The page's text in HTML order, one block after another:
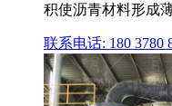
积使沥青材料形成
联系电话: 180 3780